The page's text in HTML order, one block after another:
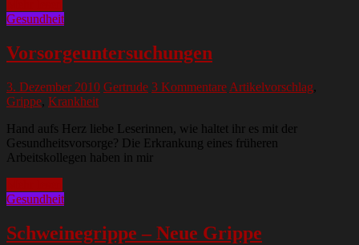
Gesundheit
Vorsorgeuntersuchungen
3. Dezember 2010 Gertrude 3 Kommentare Artikelvorschlag,
Grippe, Krankheit
Hand aufs Herz liebe Leserinnen, wie haltet ihr es mit der
Gesundheitsvorsorge? Die Erkrankung eines früheren
Arbeitskollegen haben in mir
Gesundheit
Schweinegrippe – Neue Grippe